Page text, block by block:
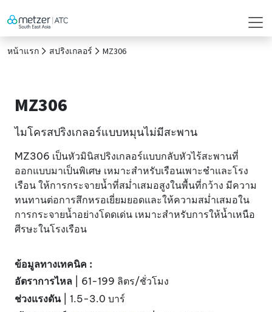
หน้าแรก สปริงเกลอร์ MZ306
MZ306
ไมโครสปริงเกลอร์แบบหมุนไม่มีสะพาน
MZ306 เป็นหัวมินิสปริงเกลอร์แบบกลับหัวไร้สะพานที่
ออกแบบมาเป็นพิเศษ เหมาะสำหรับเรือนเพาะชำและโรง
เรือน ให้การกระจายน้ำที่สม่ำเสมอสูงในพื้นที่กว้าง มีความ
ทนทานต่อการสึกหรอเยี่ยมยอดและให้ความสม่ำเสมอใน
การกระจายน้ำอย่างโดดเด่น เหมาะสำหรับการให้น้ำเหนือ
ศีรษะในโรงเรือน
ข้อมูลทางเทคนิค :
อัตราการไหล | 61-199 ลิตร/ชั่วโมง
ช่วงแรงดัน| 1.5-3.0 บาร์